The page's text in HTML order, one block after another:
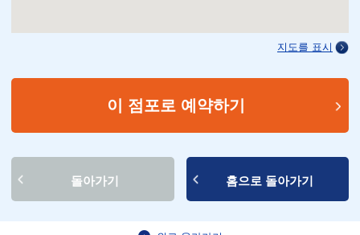
지도를 표시
이 점포로 예약하기
돌아가기 홈으로 돌아가기